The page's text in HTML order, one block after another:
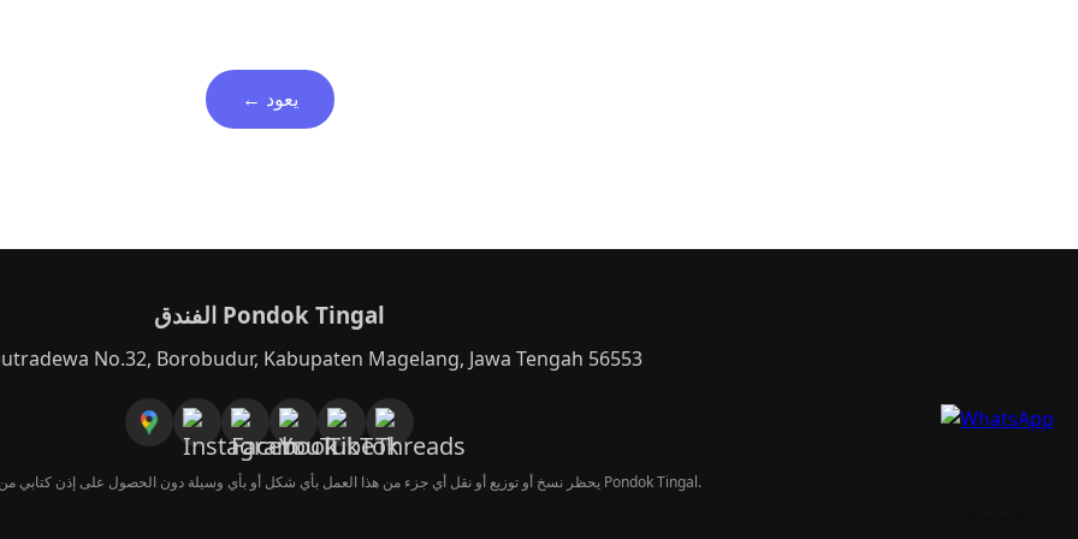
← يعود
الفندق Pondok Tingal
No.32, Borobudur, Kabupaten Magelang, Jawa Tengah 56553
© 2026 Pondok Tingal - يحظر نسخ أو توزيع أو نقل أي جزء من هذا العمل بأي شكل أو بأي وسيلة دون الحصول على إذن كتابي من Pondok Tingal.